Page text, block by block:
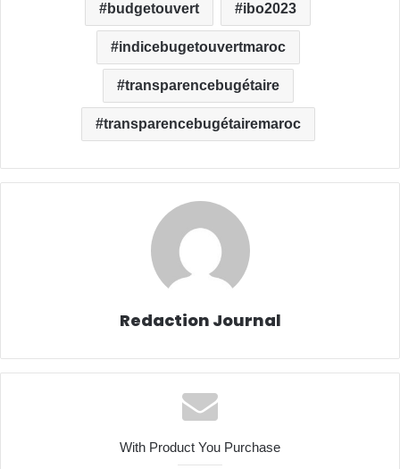
budgetouvert ibo2023
indicebugetouvertmaroc
transparencebugétaire
transparencebugétairemaroc
Redaction Journal
With Product You Purchase